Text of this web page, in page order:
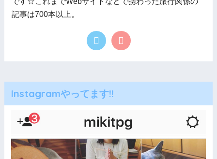
記事は700本以上。
Instagramやってます!!